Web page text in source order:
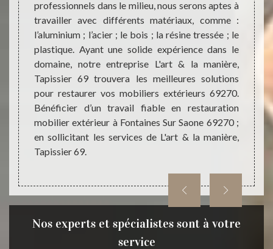
les
une
en
des
professionnels dans le milieu, nous serons aptes à
travailler avec différents matériaux, comme :
l’aluminium ; l’acier ; le bois ; la résine tressée ; le
plastique. Ayant une solide expérience dans le
domaine, notre entreprise L'art & la manière,
Tapissier 69 trouvera les meilleures solutions
pour restaurer vos mobiliers extérieurs 69270.
Bénéficier d’un travail fiable en restauration
mobilier extérieur à Fontaines Sur Saone 69270 ;
en sollicitant les services de L'art & la manière,
Tapissier 69.
un
L'art
vos
Nos experts et spécialistes sont à votre
service